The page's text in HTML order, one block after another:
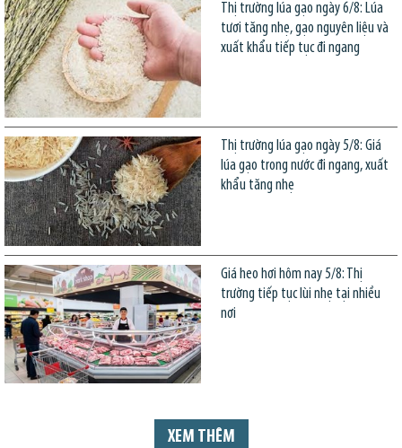
Thị trường lúa gạo ngày 6/8: Lúa
tươi tăng nhẹ, gạo nguyên liệu và
xuất khẩu tiếp tục đi ngang
Thị trường lúa gạo ngày 5/8: Giá
lúa gạo trong nước đi ngang, xuất
khẩu tăng nhẹ
Giá heo hơi hôm nay 5/8: Thị
trường tiếp tục lùi nhẹ tại nhiều
nơi
XEM THÊM